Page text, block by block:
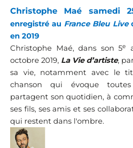
Christophe Maé samedi
enregistré au France Bleu Live
en 2019
Christophe Maé, dans son 5e
octobre 2019, La Vie d’artiste,
sa vie, notamment avec le
chanson qui évoque
partagent son quotidien, à
ses fils, ses amis et ses
qui restent dans l'ombre.